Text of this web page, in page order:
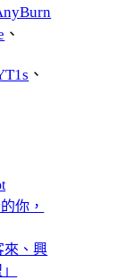
、
、
你，
來、興